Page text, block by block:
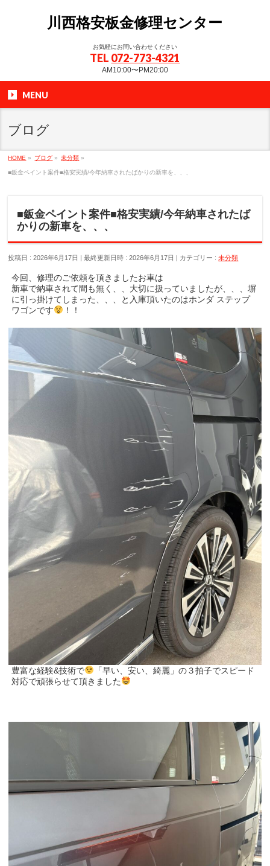
川西格安板金修理センター
お気軽にお問い合わせください
TEL 072-773-4321
AM10:00〜PM20:00
MENU
ブログ
HOME » ブログ » 未分類 »
■鈑金ペイント案件■格安実績/今年納車されたばかりの新車を、、、
■鈑金ペイント案件■格安実績/今年納車されたば
かりの新車を、、、
投稿日 : 2026年6月17日 最終更新日時 : 2026年6月17日 カテゴリー :未分類
今回、修理のご依頼を頂きましたお車は
新車で納車されて間も無く、、大切に扱っていましたが、、、塀
に引っ掛けてしまった、、、と入庫頂いたのはホンダ ステップ
ワゴンです
！！
豊富な経験&技術で
「早い、安い、綺麗」の３拍子でスピード
対応で頑張らせて頂きました